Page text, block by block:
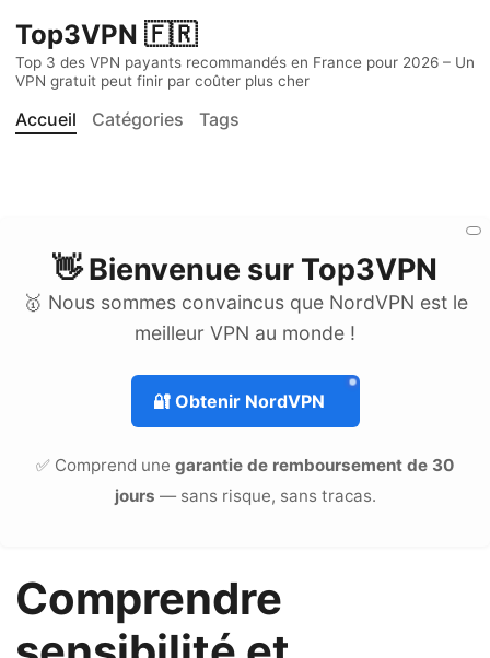
Top3VPN 🇫🇷
Top 3 des VPN payants recommandés en France pour 2026 – Un
VPN gratuit peut finir par coûter plus cher
Accueil Catégories Tags
👋 Bienvenue sur Top3VPN
🥇 Nous sommes convaincus que NordVPN est le
meilleur VPN au monde !
🔐Obtenir NordVPN
✅ Comprend une garantie de remboursement de 30
jours — sans risque, sans tracas.
Comprendre